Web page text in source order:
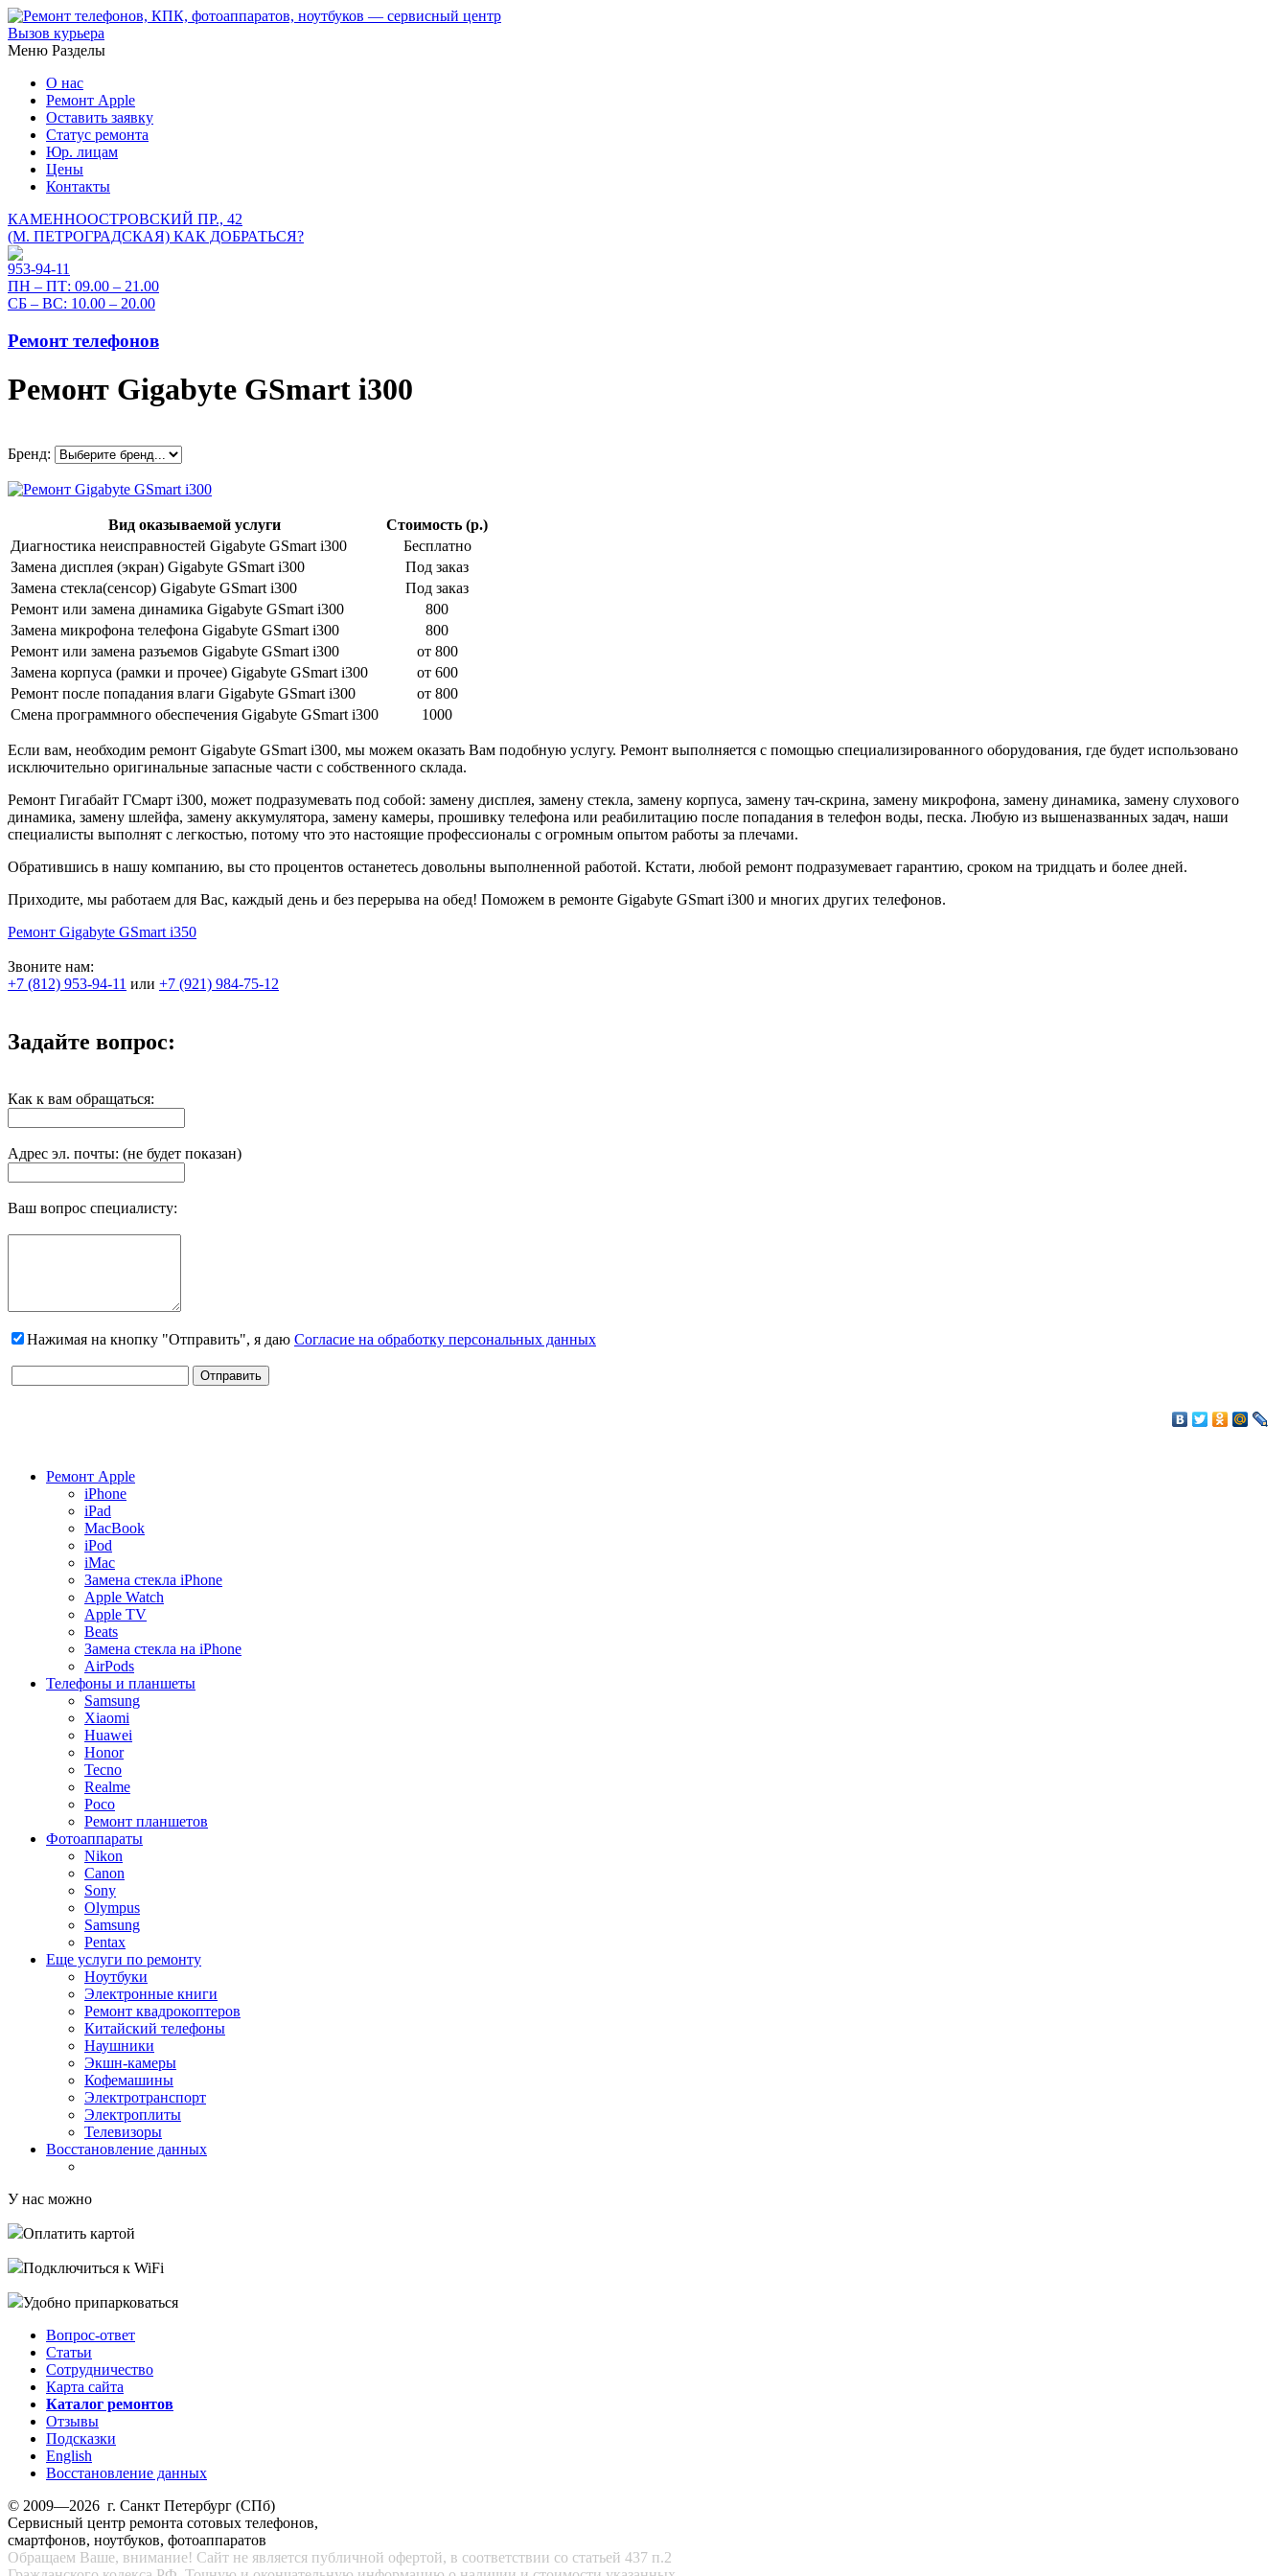
Вызов курьера
Меню Разделы
О нас
Ремонт Apple
Оставить заявку
Статус ремонта
Юр. лицам
Цены
Контакты
КАМЕННООСТРОВСКИЙ ПР., 42
(М. ПЕТРОГРАДСКАЯ) КАК ДОБРАТЬСЯ?
953-94-11
ПН – ПТ: 09.00 – 21.00
СБ – ВС: 10.00 – 20.00
Ремонт телефонов
Ремонт Gigabyte GSmart i300
Бренд:
Вид оказываемой услуги
Стоимость (р.)
Диагностика неисправностей Gigabyte GSmart i300
Бесплатно
Замена дисплея (экран) Gigabyte GSmart i300
Под заказ
Замена стекла(сенсор) Gigabyte GSmart i300
Под заказ
Ремонт или замена динамика Gigabyte GSmart i300
800
Замена микрофона телефона Gigabyte GSmart i300
800
Ремонт или замена разъемов Gigabyte GSmart i300
от 800
Замена корпуса (рамки и прочее) Gigabyte GSmart i300
от 600
Ремонт после попадания влаги Gigabyte GSmart i300
от 800
Смена программного обеспечения Gigabyte GSmart i300
1000
Если вам, необходим ремонт Gigabyte GSmart i300, мы можем оказать Вам подобную услугу. Ремонт выполняется с помощью специализированного оборудования, где будет использовано
исключительно оригинальные запасные части с собственного склада.
Ремонт Гигабайт ГСмарт i300, может подразумевать под собой: замену дисплея, замену стекла, замену корпуса, замену тач-скрина, замену микрофона, замену динамика, замену слухового
динамика, замену шлейфа, замену аккумулятора, замену камеры, прошивку телефона или реабилитацию после попадания в телефон воды, песка. Любую из вышеназванных задач, наши
специалисты выполнят с легкостью, потому что это настоящие профессионалы с огромным опытом работы за плечами.
Обратившись в нашу компанию, вы сто процентов останетесь довольны выполненной работой. Кстати, любой ремонт подразумевает гарантию, сроком на тридцать и более дней.
Приходите, мы работаем для Вас, каждый день и без перерыва на обед! Поможем в ремонте Gigabyte GSmart i300 и многих других телефонов.
Ремонт Gigabyte GSmart i350
Звоните нам:
+7 (812) 953-94-11 или +7 (921) 984-75-12
Задайте вопрос:
Как к вам обращаться:
Адрес эл. почты: (не будет показан)
Ваш вопрос специалисту:
Нажимая на кнопку "Отправить", я даю Согласие на обработку персональных данных
Ремонт Apple
iPhone
iPad
MacBook
iPod
iMac
Замена стекла iPhone
Apple Watch
Apple TV
Beats
Замена стекла на iPhone
AirPods
Телефоны и планшеты
Samsung
Xiaomi
Huawei
Honor
Tecno
Realme
Poco
Ремонт планшетов
Фотоаппараты
Nikon
Canon
Sony
Olympus
Samsung
Pentax
Еще услуги по ремонту
Ноутбуки
Электронные книги
Ремонт квадрокоптеров
Китайский телефоны
Наушники
Экшн-камеры
Кофемашины
Электротранспорт
Электроплиты
Телевизоры
Восстановление данных
У нас можно
Оплатить картой
Подключиться к WiFi
Удобно припарковаться
Вопрос-ответ
Статьи
Сотрудничество
Карта сайта
Каталог ремонтов
Отзывы
Подсказки
English
Восстановление данных
© 2009—2026 г. Санкт Петербург (СПб)
Сервисный центр ремонта сотовых телефонов,
смартфонов, ноутбуков, фотоаппаратов
Обращаем Ваше, внимание! Сайт не является публичной офертой, в соответствии со статьей 437 п.2